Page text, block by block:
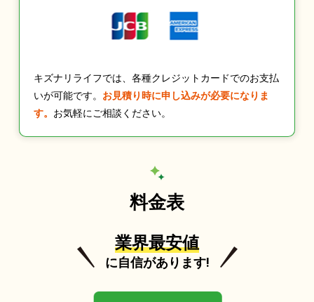
キズナリライフでは、各種クレジットカードでのお支払
いが可能です。 お見積り時に申し込みが必要になりま
す。 お気軽にご相談ください。
料金表
業界最安値
に自信があります!